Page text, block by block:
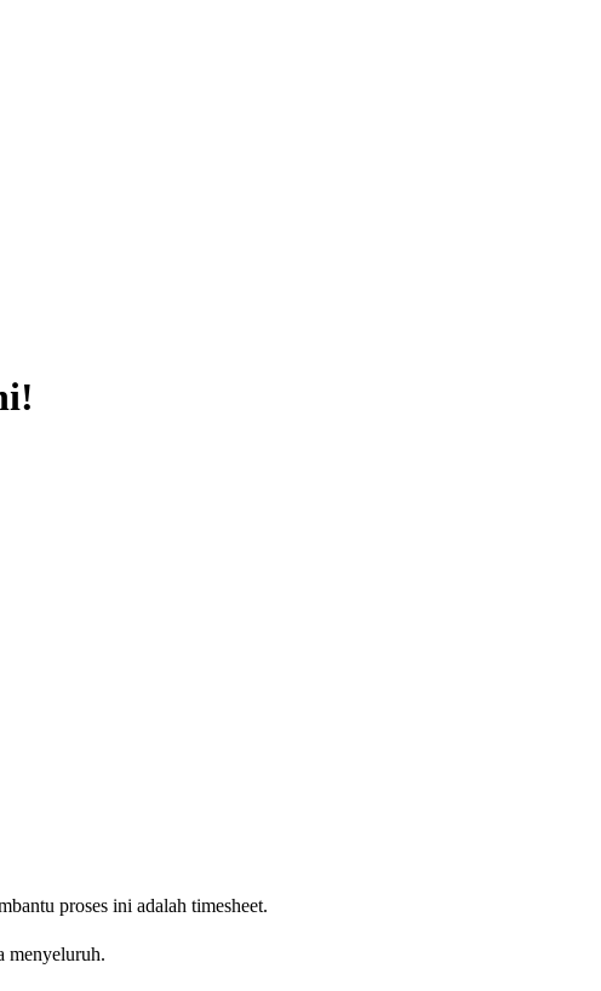
proses ini adalah timesheet.
menyeluruh.